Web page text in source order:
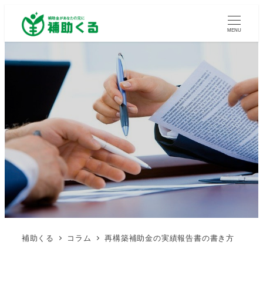
MENU
補助くる コラム 再構築補助金の実績報告書の書き方